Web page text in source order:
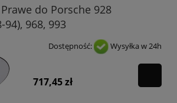
Prawe do Porsche 928
94), 968, 993
Dostępność: Wysyłka w 24h
717,45 zł